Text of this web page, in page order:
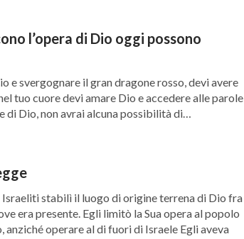
l’opera di Dio oggi possono
e svergognare il gran dragone rosso, devi avere
tuo cuore devi amare Dio e accedere alle parole
di Dio, non avrai alcuna possibilità di
Israeliti stabilì il luogo di origine terrena di Dio fra
era presente. Egli limitò la Sua opera al popolo
anziché operare al di fuori di Israele Egli aveva